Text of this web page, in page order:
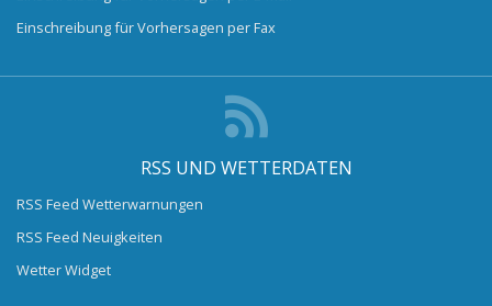
Einschreibung für Vorhersagen per Fax
RSS UND WETTERDATEN
RSS Feed Wetterwarnungen
RSS Feed Neuigkeiten
Wetter Widget